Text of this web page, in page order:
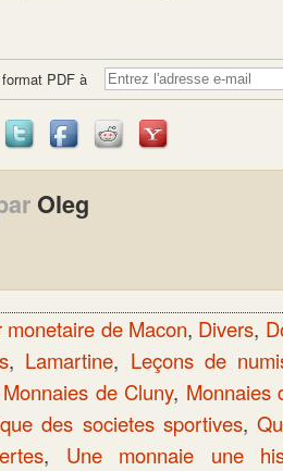
PDF à
Oleg
monetaire de Macon, Divers,
, Lamartine, Leçons de
Monnaies de Cluny, Monnaies
des societes sportives,
, Une monnaie une